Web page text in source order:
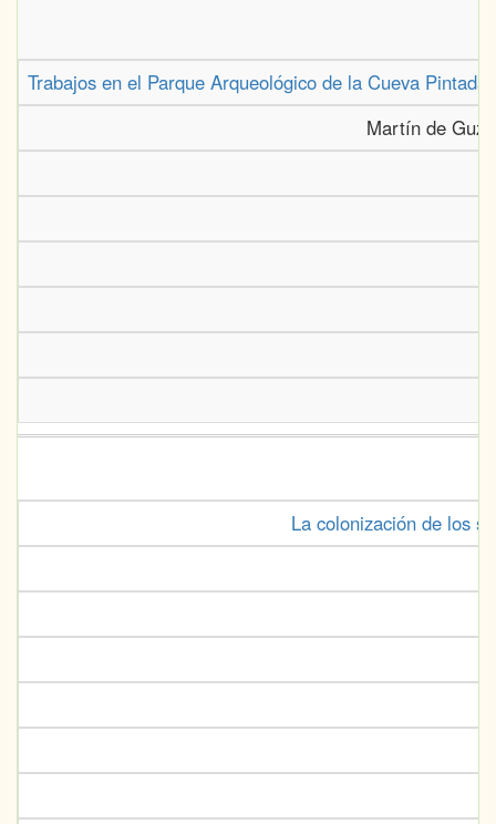
Trabajos en el Parque Arqueológico de la Cueva
Martín de
La colonización de los